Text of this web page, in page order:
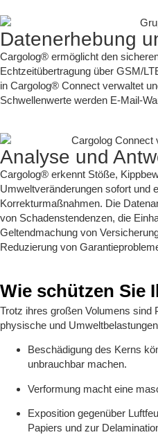
Datenerhebung
Cargolog® ermöglicht den
Echtzeitübertragung über GSM/
in Cargolog® Connect verwaltet
Schwellenwerte werden E-Mail-
Analyse und
Cargolog® erkennt Stöße,
Umweltveränderungen sofort und
Korrekturmaßnahmen. Die
von Schadenstendenzen, die
Geltendmachung von
Reduzierung von
Wie schützen Sie
Trotz ihres großen Volumens sind
physische und
Beschädigung des Kerns
unbrauchbar machen.
Verformung macht eine
Exposition gegenüber
Papiers und zur